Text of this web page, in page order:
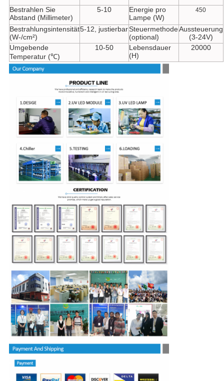
Bestrahlen Sie
Abstand (Millimeter)
5-10
Energie pro
Lampe (W)
450
Bestrahlungsintensität
(W-/cm²)
5-12, justierbarSteuermethode
(optional)
Aussteuerung
(3-24V)
Umgebende
Temperatur (℃)
10-50
Lebensdauer
(H)
20000